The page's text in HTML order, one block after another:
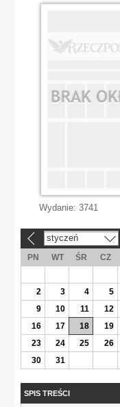
Wydanie: 3741
styczeń
PN WT ŚR CZ
2
3 4 5
9
10 11 12
16
17 18 19
23
24 25 26
30
31
SPIS TREŚCI